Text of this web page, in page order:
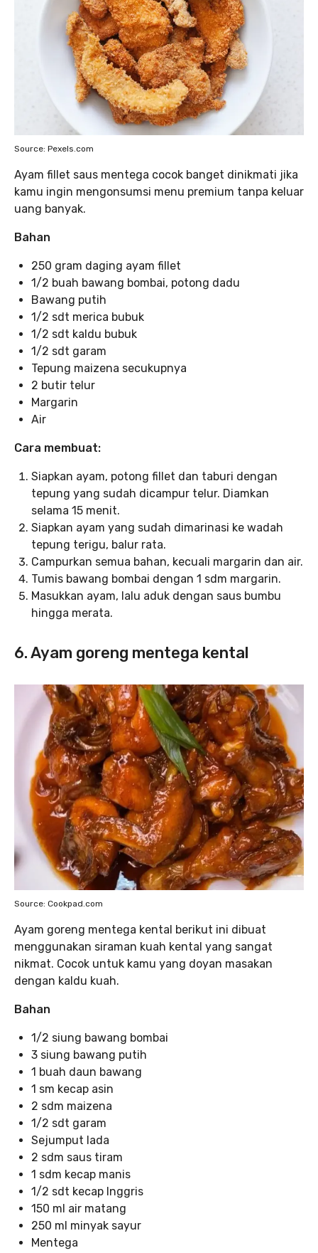
Source: Pexels.com
Ayam fillet saus mentega cocok banget dinikmati jika
kamu ingin mengonsumsi menu premium tanpa keluar
uang banyak.
Bahan
250 gram daging ayam fillet
1/2 buah bawang bombai, potong dadu
Bawang putih
1/2 sdt merica bubuk
1/2 sdt kaldu bubuk
1/2 sdt garam
Tepung maizena secukupnya
2 butir telur
Margarin
Air
Cara membuat:
Siapkan ayam, potong fillet dan taburi dengan
tepung yang sudah dicampur telur. Diamkan
selama 15 menit.
Siapkan ayam yang sudah dimarinasi ke wadah
tepung terigu, balur rata.
Campurkan semua bahan, kecuali margarin dan air.
Tumis bawang bombai dengan 1 sdm margarin.
Masukkan ayam, lalu aduk dengan saus bumbu
hingga merata.
6. Ayam goreng mentega kental
Source: Cookpad.com
Ayam goreng mentega kental berikut ini dibuat
menggunakan siraman kuah kental yang sangat
nikmat. Cocok untuk kamu yang doyan masakan
dengan kaldu kuah.
Bahan
1/2 siung bawang bombai
3 siung bawang putih
1 buah daun bawang
1 sm kecap asin
2 sdm maizena
1/2 sdt garam
Sejumput lada
2 sdm saus tiram
1 sdm kecap manis
1/2 sdt kecap Inggris
150 ml air matang
250 ml minyak sayur
Mentega